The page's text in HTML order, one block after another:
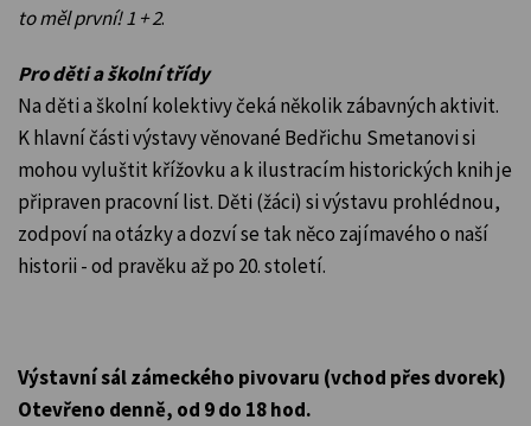
to měl první! 1 + 2.
Pro děti a školní třídy
Na děti a školní kolektivy čeká několik zábavných aktivit.
K hlavní části výstavy věnované Bedřichu Smetanovi si
mohou vyluštit křížovku a k ilustracím historických knih je
připraven pracovní list. Děti (žáci) si výstavu prohlédnou,
zodpoví na otázky a dozví se tak něco zajímavého o naší
historii - od pravěku až po 20. století.
Výstavní sál zámeckého pivovaru (vchod přes dvorek)
Otevřeno denně, od 9 do 18 hod.